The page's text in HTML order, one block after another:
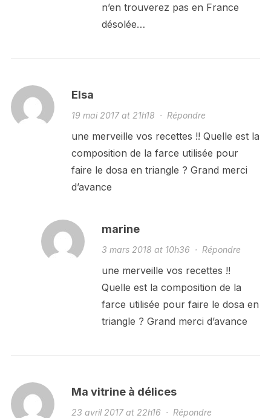
n’en trouverez pas en France
désolée…
Elsa
19 mai 2017 at 21h18 · Répondre
une merveille vos recettes !! Quelle est la
composition de la farce utilisée pour
faire le dosa en triangle ? Grand merci
d’avance
marine
3 mars 2018 at 10h36· Répondre
une merveille vos recettes !!
Quelle est la composition de la
farce utilisée pour faire le dosa en
triangle ? Grand merci d’avance
Ma vitrine à délices
23 avril 2017 at 22h16· Répondre